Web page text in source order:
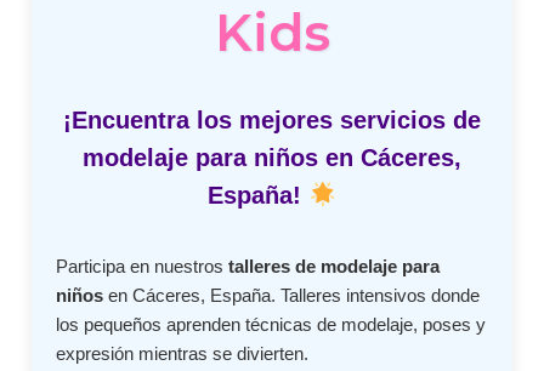
Kids
¡Encuentra los mejores servicios de
modelaje para niños en Cáceres,
España!
Participa en nuestrostalleres de modelaje para
niños en Cáceres, España. Talleres intensivos donde
los pequeños aprenden técnicas de modelaje, poses y
expresión mientras se divierten.